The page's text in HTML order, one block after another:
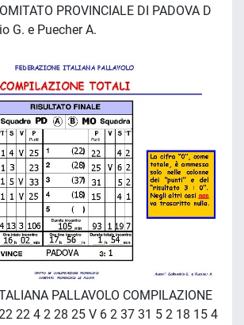
PROVINCIALE DI PADOVA D
G. e Puecher A.
PALLAVOLO COMPILAZIONE
22 4 2 28 25 V 6 2 37 31 5 2 18 15 4